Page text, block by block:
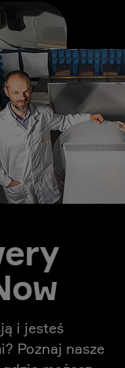
i jesteś
Poznaj nasze